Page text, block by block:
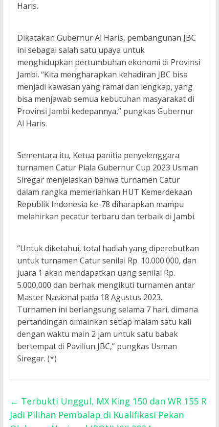
Haris.
Dikatakan Gubernur Al Haris, pembangunan JBC
ini sebagai salah satu upaya untuk
menghidupkan pertumbuhan ekonomi di Provinsi
Jambi. “Kita mengharapkan kehadiran JBC bisa
menjadi kawasan yang ramai dan lengkap, yang
bisa menjawab semua kebutuhan masyarakat di
Provinsi Jambi kedepannya,” pungkas Gubernur
Al Haris.
Sementara itu, Ketua panitia penyelenggara
turnamen Catur Piala Gubernur Cup 2023 Usman
Siregar menjelaskan bahwa turnamen Catur
dalam rangka memeriahkan HUT Kemerdekaan
Republik Indonesia ke-78 diharapkan mampu
melahirkan pecatur terbaru dan terbaik di Jambi.
“Untuk diketahui, total hadiah yang diperebutkan
untuk turnamen Catur senilai Rp. 10.000.000, dan
juara 1 akan mendapatkan uang senilai Rp.
5.000,000 dan berhak mengikuti turnamen antar
Master Nasional pada 18 Agustus 2023.
Turnamen ini berlangsung selama 7 hari, dimana
pertandingan dimainkan setiap malam satu kali
dengan waktu main 2 jam untuk satu babak
bertempat di Paviliun JBC,” pungkas Usman
Siregar. (*)
← Terbukti Unggul, MX King 150 dan WR 155 R
Jadi Pilihan Pembalap di Kualifikasi Pekan